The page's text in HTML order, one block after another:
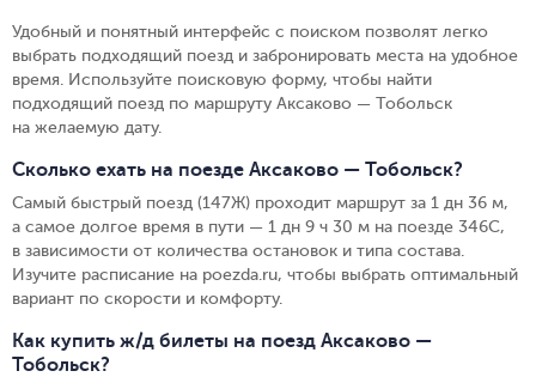
Удобный и понятный интерфейс с поиском позволят легко
выбрать подходящий поезд и забронировать места на удобное
время. Используйте поисковую форму, чтобы найти
подходящий поезд по маршруту Аксаково — Тобольск
на желаемую дату.
Сколько ехать на поезде Аксаково — Тобольск?
Самый быстрый поезд (147Ж) проходит маршрут за 1 дн 36 м,
а самое долгое время в пути — 1 дн 9 ч 30 м на поезде 346С,
в зависимости от количества остановок и типа состава.
Изучите расписание на poezda.ru, чтобы выбрать оптимальный
вариант по скорости и комфорту.
Как купить ж/д билеты на поезд Аксаково —
Тобольск?